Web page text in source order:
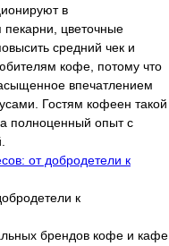
в
цветочные
средний чек и
кофе, потому что
впечатлением
Гостям кофеен такой
полноценный опыт с
от добродетели к
брендов кофе и кафе